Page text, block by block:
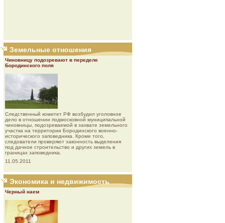
Земельные отношения
Чиновницу подозревают в переделе
Бородинского поля
Следственный комитет РФ возбудил уголовное
дело в отношении подмосковной муниципальной
чиновницы, подозреваемой в захвате земельного
участка на территории Бородинского военно-
исторического заповедника. Кроме того,
следователи проверяют законность выделения
под дачное строительство и других земель в
границах заповедника.
11.05.2011
Экономика и недвижимость
Черный наем